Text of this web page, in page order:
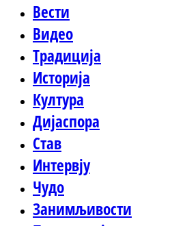
Вести
Видео
Традиција
Историја
Култура
Дијаспора
Став
Интервју
Чудо
Занимљивости